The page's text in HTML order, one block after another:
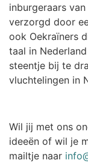
inburgeraars
verzorgd door
ook Oekraïners
taal in
steentje bij te
vluchtelingen in
Wil jij met ons
ideeën of wil je
mailtje naar